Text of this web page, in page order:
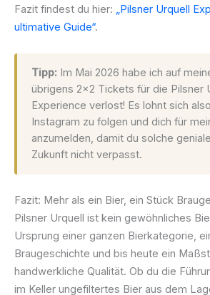
Fazit findest du hier: „Pilsner Urquell
ultimative Guide“.
Tipp: Im Mai 2026 habe ich auf
übrigens 2×2 Tickets für die Pilsner
Experience verlost! Es lohnt sich
Instagram zu folgen und dich für
anzumelden, damit du solche
Zukunft nicht verpasst.
Fazit: Mehr als ein Bier, ein Stück
Pilsner Urquell ist kein gewöhnliches
Ursprung einer ganzen Bierkategorie,
Braugeschichte und bis heute ein
handwerkliche Qualität. Ob du die
im Keller ungefiltertes Bier aus dem